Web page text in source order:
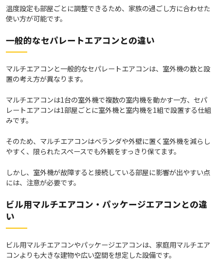
温度設定も部屋ごとに調整できるため、家族の過ごし方に合わせた
使い方が可能です。
一般的なセパレートエアコンとの違い
マルチエアコンと一般的なセパレートエアコンは、室外機の数と設
置の考え方が異なります。
マルチエアコンは1台の室外機で複数の室内機を動かす一方、セパ
レートエアコンは1部屋ごとに室外機と室内機を1組で設置する仕組
みです。
そのため、マルチエアコンはベランダや外壁に置く室外機を減らし
やすく、限られたスペースでも外観をすっきり保てます。
しかし、室外機が故障すると接続している部屋に影響が出やすい点
には、注意が必要です。
ビル用マルチエアコン・パッケージエアコンとの違
い
ビル用マルチエアコンやパッケージエアコンは、家庭用マルチエア
コンよりも大きな建物や広い空間を想定した設備です。